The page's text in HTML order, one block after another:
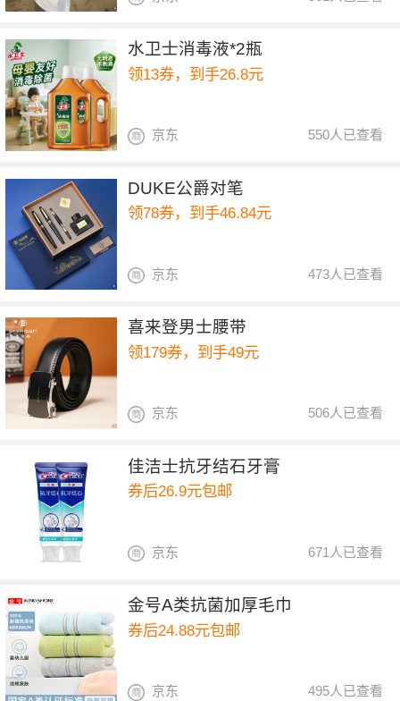
水卫士消毒液*2瓶
领13券，到手26.8元
550人已查看
京东
DUKE公爵对笔
领78券，到手46.84元
473人已查看
京东
喜来登男士腰带
领179券，到手49元
506人已查看
京东
佳洁士抗牙结石牙膏
券后26.9元包邮
671人已查看
京东
金号A类抗菌加厚毛巾
券后24.88元包邮
495人已查看
京东